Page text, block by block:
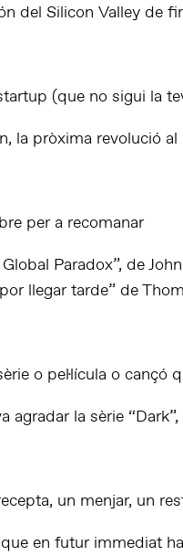
del Silicon Valley de
(que no sigui la
la pròxima revolució
per a recomanar
Global Paradox”, de
llegar tarde” de
o pel·lícula o
agradar la sèrie
un menjar, un
en futur immediat